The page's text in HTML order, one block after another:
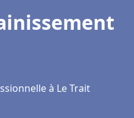
à Le Trait